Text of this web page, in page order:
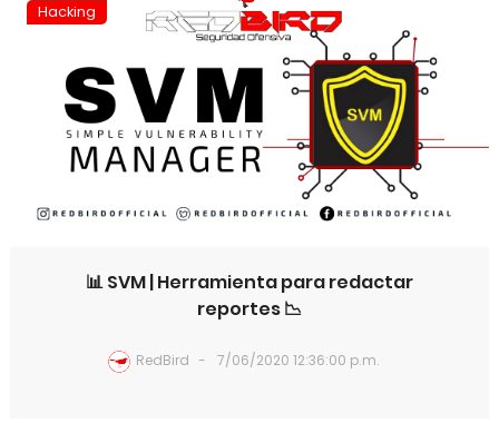
Hacking
📊 SVM | Herramienta para redactar
reportes 📉
RedBird 7/06/2020 12:36:00 p.m.